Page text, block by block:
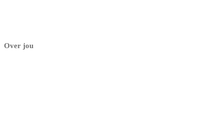
Over jou